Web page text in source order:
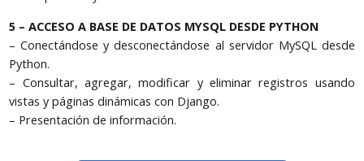
5 – ACCESO A BASE DE DATOS MYSQL DESDE PYTHON
– Conectándose y desconectándose al servidor MySQL desde
Python.
– Consultar, agregar, modificar y eliminar registros usando
vistas y páginas dinámicas con Django.
– Presentación de información.